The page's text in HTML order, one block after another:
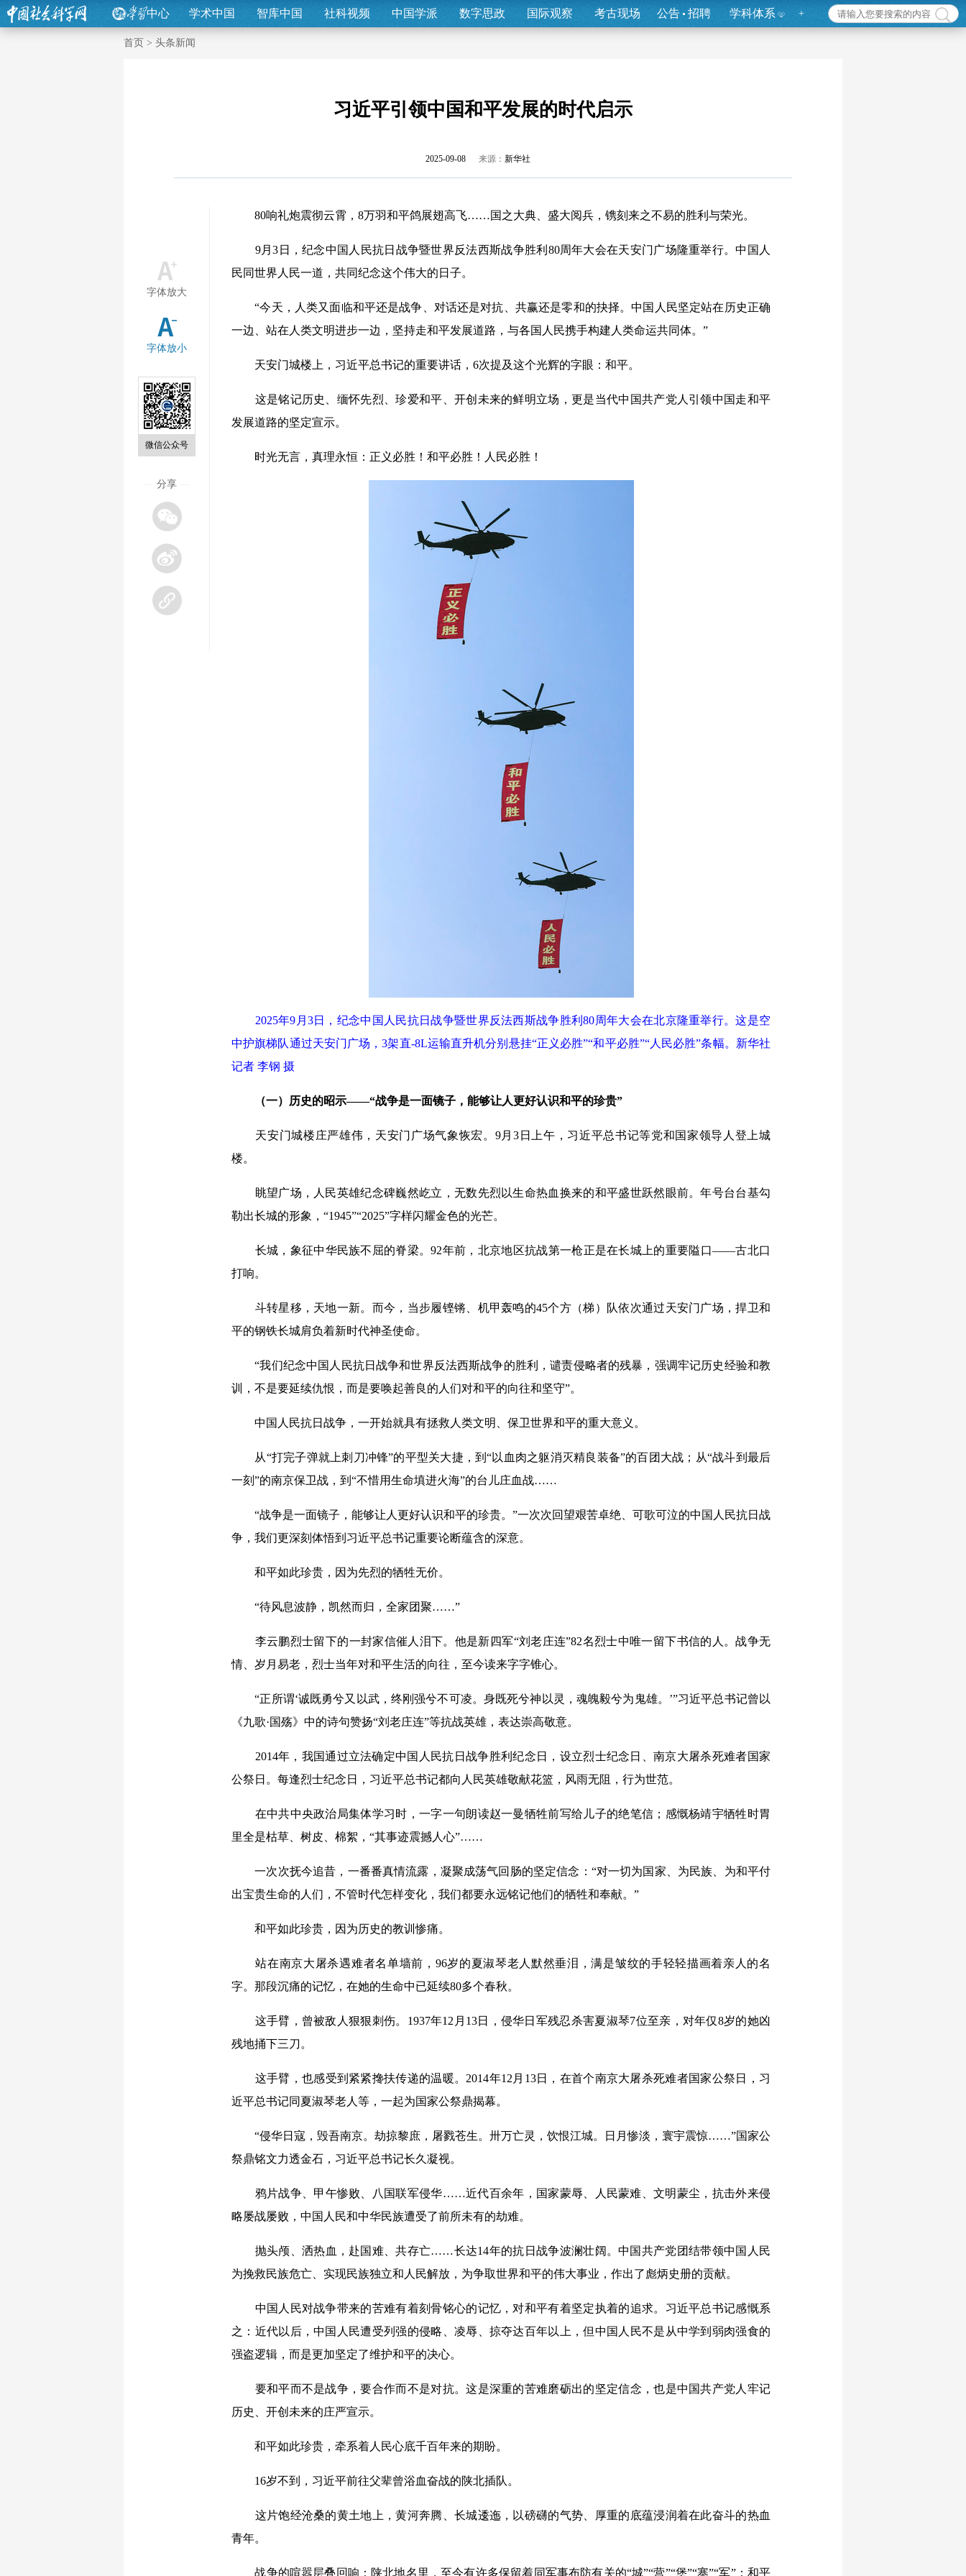
中心 学术中国 智库中国 社科视频 中国学派 数字思政 国际观察 考古现场 公告 招聘 学科体系 +
首页 > 头条新闻
习近平引领中国和平发展的时代启示
2025-09-08 来源： 新华社
字体放大
字体放小
微信公众号
分享
80响礼炮震彻云霄，8万羽和平鸽展翅高飞……国之大典、盛大阅兵，镌刻来之不易的胜利与荣光。
9月3日，纪念中国人民抗日战争暨世界反法西斯战争胜利80周年大会在天安门广场隆重举行。中国人
民同世界人民一道，共同纪念这个伟大的日子。
“今天，人类又面临和平还是战争、对话还是对抗、共赢还是零和的抉择。中国人民坚定站在历史正确
一边、站在人类文明进步一边，坚持走和平发展道路，与各国人民携手构建人类命运共同体。”
天安门城楼上，习近平总书记的重要讲话，6次提及这个光辉的字眼：和平。
这是铭记历史、缅怀先烈、珍爱和平、开创未来的鲜明立场，更是当代中国共产党人引领中国走和平
发展道路的坚定宣示。
时光无言，真理永恒：正义必胜！和平必胜！人民必胜！
2025年9月3日，纪念中国人民抗日战争暨世界反法西斯战争胜利80周年大会在北京隆重举行。这是空
中护旗梯队通过天安门广场，3架直-8L运输直升机分别悬挂“正义必胜”“和平必胜”“人民必胜”条幅。新华社
记者 李钢 摄
（一）历史的昭示——“战争是一面镜子，能够让人更好认识和平的珍贵”
天安门城楼庄严雄伟，天安门广场气象恢宏。9月3日上午，习近平总书记等党和国家领导人登上城
楼。
眺望广场，人民英雄纪念碑巍然屹立，无数先烈以生命热血换来的和平盛世跃然眼前。年号台台基勾
勒出长城的形象，“1945”“2025”字样闪耀金色的光芒。
长城，象征中华民族不屈的脊梁。92年前，北京地区抗战第一枪正是在长城上的重要隘口——古北口
打响。
斗转星移，天地一新。而今，当步履铿锵、机甲轰鸣的45个方（梯）队依次通过天安门广场，捍卫和
平的钢铁长城肩负着新时代神圣使命。
“我们纪念中国人民抗日战争和世界反法西斯战争的胜利，谴责侵略者的残暴，强调牢记历史经验和教
训，不是要延续仇恨，而是要唤起善良的人们对和平的向往和坚守”。
中国人民抗日战争，一开始就具有拯救人类文明、保卫世界和平的重大意义。
从“打完子弹就上刺刀冲锋”的平型关大捷，到“以血肉之躯消灭精良装备”的百团大战；从“战斗到最后
一刻”的南京保卫战，到“不惜用生命填进火海”的台儿庄血战……
“战争是一面镜子，能够让人更好认识和平的珍贵。”一次次回望艰苦卓绝、可歌可泣的中国人民抗日战
争，我们更深刻体悟到习近平总书记重要论断蕴含的深意。
和平如此珍贵，因为先烈的牺牲无价。
“待风息波静，凯然而归，全家团聚……”
李云鹏烈士留下的一封家信催人泪下。他是新四军“刘老庄连”82名烈士中唯一留下书信的人。战争无
情、岁月易老，烈士当年对和平生活的向往，至今读来字字锥心。
“正所谓‘诚既勇兮又以武，终刚强兮不可凌。身既死兮神以灵，魂魄毅兮为鬼雄。’”习近平总书记曾以
《九歌·国殇》中的诗句赞扬“刘老庄连”等抗战英雄，表达崇高敬意。
2014年，我国通过立法确定中国人民抗日战争胜利纪念日，设立烈士纪念日、南京大屠杀死难者国家
公祭日。每逢烈士纪念日，习近平总书记都向人民英雄敬献花篮，风雨无阻，行为世范。
在中共中央政治局集体学习时，一字一句朗读赵一曼牺牲前写给儿子的绝笔信；感慨杨靖宇牺牲时胃
里全是枯草、树皮、棉絮，“其事迹震撼人心”……
一次次抚今追昔，一番番真情流露，凝聚成荡气回肠的坚定信念：“对一切为国家、为民族、为和平付
出宝贵生命的人们，不管时代怎样变化，我们都要永远铭记他们的牺牲和奉献。”
和平如此珍贵，因为历史的教训惨痛。
站在南京大屠杀遇难者名单墙前，96岁的夏淑琴老人默然垂泪，满是皱纹的手轻轻描画着亲人的名
字。那段沉痛的记忆，在她的生命中已延续80多个春秋。
这手臂，曾被敌人狠狠刺伤。1937年12月13日，侵华日军残忍杀害夏淑琴7位至亲，对年仅8岁的她凶
残地捅下三刀。
这手臂，也感受到紧紧搀扶传递的温暖。2014年12月13日，在首个南京大屠杀死难者国家公祭日，习
近平总书记同夏淑琴老人等，一起为国家公祭鼎揭幕。
“侵华日寇，毁吾南京。劫掠黎庶，屠戮苍生。卅万亡灵，饮恨江城。日月惨淡，寰宇震惊……”国家公
祭鼎铭文力透金石，习近平总书记长久凝视。
鸦片战争、甲午惨败、八国联军侵华……近代百余年，国家蒙辱、人民蒙难、文明蒙尘，抗击外来侵
略屡战屡败，中国人民和中华民族遭受了前所未有的劫难。
抛头颅、洒热血，赴国难、共存亡……长达14年的抗日战争波澜壮阔。中国共产党团结带领中国人民
为挽救民族危亡、实现民族独立和人民解放，为争取世界和平的伟大事业，作出了彪炳史册的贡献。
中国人民对战争带来的苦难有着刻骨铭心的记忆，对和平有着坚定执着的追求。习近平总书记感慨系
之：近代以后，中国人民遭受列强的侵略、凌辱、掠夺达百年以上，但中国人民不是从中学到弱肉强食的
强盗逻辑，而是更加坚定了维护和平的决心。
要和平而不是战争，要合作而不是对抗。这是深重的苦难磨砺出的坚定信念，也是中国共产党人牢记
历史、开创未来的庄严宣示。
和平如此珍贵，牵系着人民心底千百年来的期盼。
16岁不到，习近平前往父辈曾浴血奋战的陕北插队。
这片饱经沧桑的黄土地上，黄河奔腾、长城逶迤，以磅礴的气势、厚重的底蕴浸润着在此奋斗的热血
青年。
战争的喧嚣层叠回响：陕北地名里，至今有许多保留着同军事布防有关的“城”“营”“堡”“寨”“军”；和平